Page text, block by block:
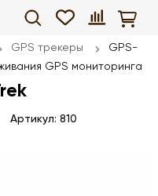
GPS трекеры
GPS-
GPS мониторинга
Артикул: 810